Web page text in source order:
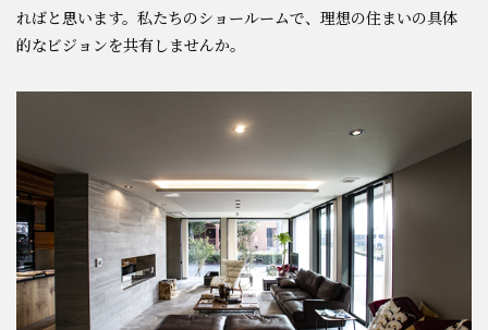
ればと思います。私たちのショールームで、理想の住まいの具体
的なビジョンを共有しませんか。